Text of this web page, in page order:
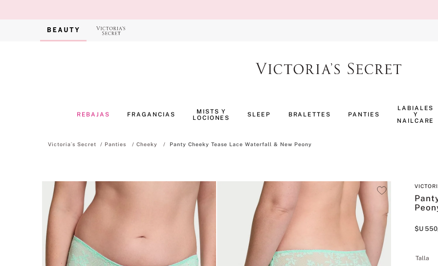
REBAJAS FRAGANCIAS
MISTS Y
LOCIONES
SLEEP BRALETTES PANTIES
LABIALES
Y
NAILCARE
Panties Cheeky Panty Cheeky Tease Lace Waterfall & New Peony
$U 550
Talla
10. bare vanilla